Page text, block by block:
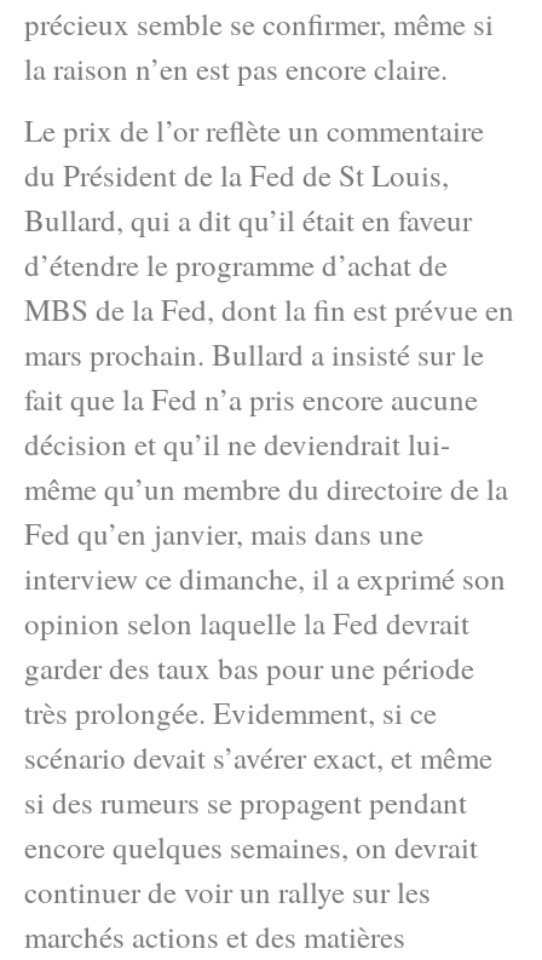
précieux semble se confirmer, même si
la raison n’en est pas encore claire.
Le prix de l’or reflète un commentaire
du Président de la Fed de St Louis,
Bullard, qui a dit qu’il était en faveur
d’étendre le programme d’achat de
MBS de la Fed, dont la fin est prévue en
mars prochain. Bullard a insisté sur le
fait que la Fed n’a pris encore aucune
décision et qu’il ne deviendrait lui-
même qu’un membre du directoire de la
Fed qu’en janvier, mais dans une
interview ce dimanche, il a exprimé son
opinion selon laquelle la Fed devrait
garder des taux bas pour une période
très prolongée. Evidemment, si ce
scénario devait s’avérer exact, et même
si des rumeurs se propagent pendant
encore quelques semaines, on devrait
continuer de voir un rallye sur les
marchés actions et des matières